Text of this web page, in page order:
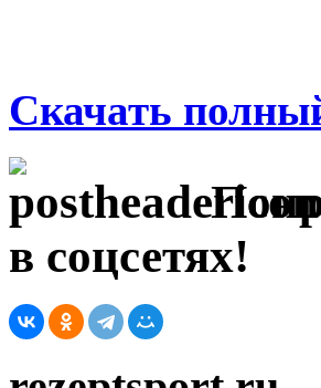
Скачать
в соцсетях!